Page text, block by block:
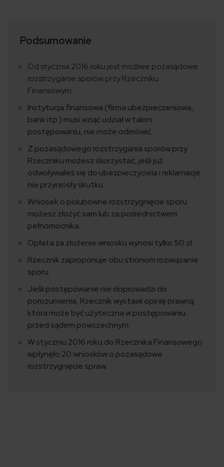
Podsumowanie
Od stycznia 2016 roku jest możliwe pozasądowe
rozstrzyganie sporów przy Rzeczniku
Finansowym.
Instytucja finansowa (firma ubezpieczeniowa,
bank itp.) musi wziąć udział w takim
postępowaniu, nie może odmówić.
Z pozasądowego rozstrzygania sporów przy
Rzeczniku możesz skorzystać, jeśli już
odwoływałeś się do ubezpieczyciela i reklamacje
nie przyniosły skutku.
Wniosek o polubowne rozstrzygnięcie sporu
możesz złożyć sam lub za pośrednictwem
pełnomocnika.
Opłata za złożenie wniosku wynosi tylko 50 zł.
Rzecznik zaproponuje obu stronom rozwiązanie
sporu.
Jeśli postępowanie nie doprowadzi do
porozumienia, Rzecznik wystawi opinię prawną,
która może być użyteczna w postępowaniu
przed sądem powszechnym.
W styczniu 2016 roku do Rzecznika Finansowego
wpłynęło 20 wniosków o pozasądowe
rozstrzygnięcie spraw.